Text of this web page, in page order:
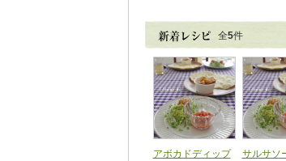
全5件
アボカドディップ サルサソ